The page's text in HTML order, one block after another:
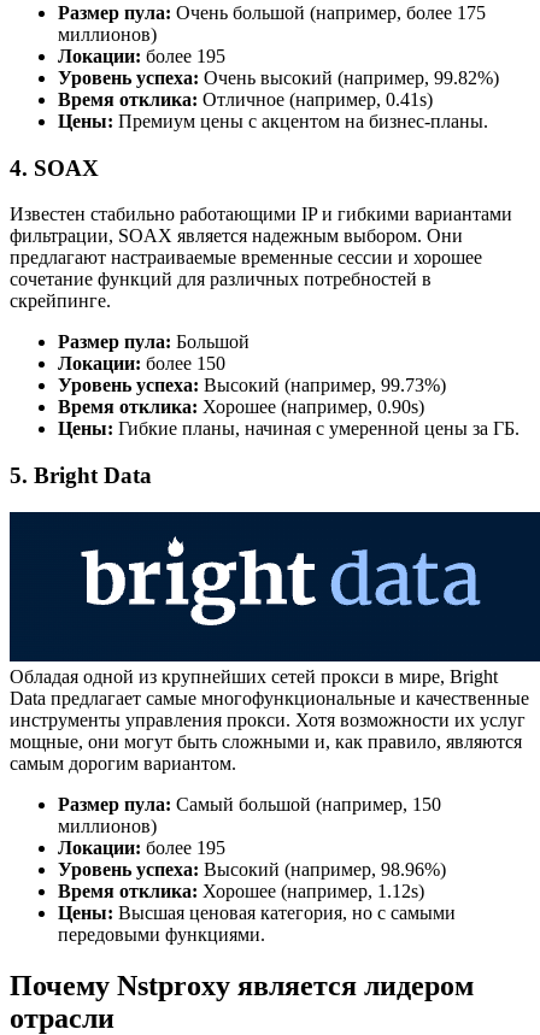
Размер пула: Очень большой (например, более 175
миллионов)
Локации: более 195
Уровень успеха: Очень высокий (например, 99.82%)
Время отклика: Отличное (например, 0.41s)
Цены: Премиум цены с акцентом на бизнес-планы.
4. SOAX
Известен стабильно работающими IP и гибкими вариантами
фильтрации, SOAX является надежным выбором. Они
предлагают настраиваемые временные сессии и хорошее
сочетание функций для различных потребностей в
скрейпинге.
Размер пула: Большой
Локации: более 150
Уровень успеха: Высокий (например, 99.73%)
Время отклика: Хорошее (например, 0.90s)
Цены: Гибкие планы, начиная с умеренной цены за ГБ.
5. Bright Data
Обладая одной из крупнейших сетей прокси в мире, Bright
Data предлагает самые многофункциональные и качественные
инструменты управления прокси. Хотя возможности их услуг
мощные, они могут быть сложными и, как правило, являются
самым дорогим вариантом.
Размер пула: Самый большой (например, 150
миллионов)
Локации: более 195
Уровень успеха: Высокий (например, 98.96%)
Время отклика: Хорошее (например, 1.12s)
Цены: Высшая ценовая категория, но с самыми
передовыми функциями.
Почему Nstproxy является лидером
отрасли